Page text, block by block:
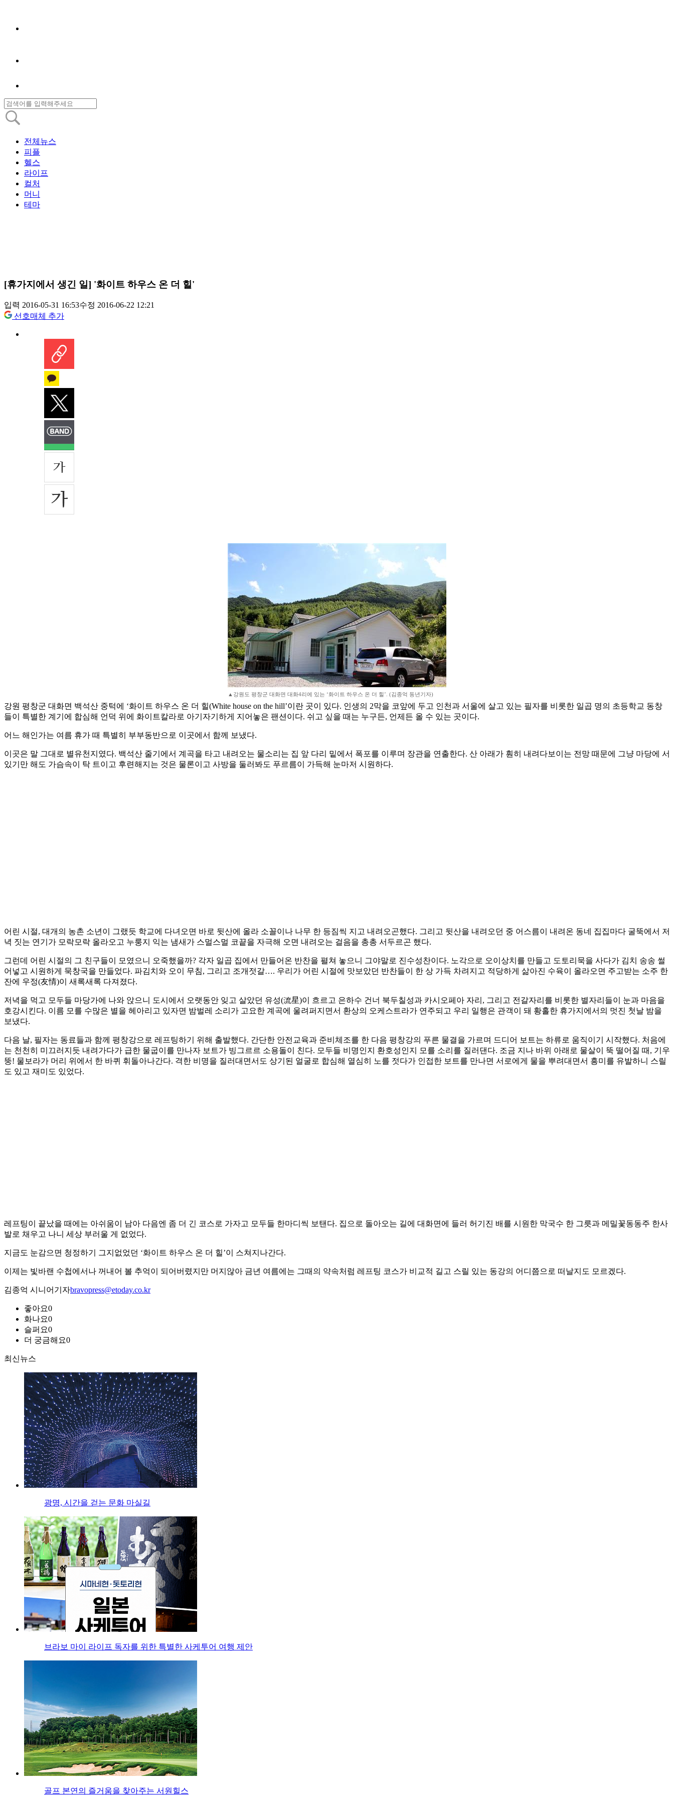
전체뉴스
피플
헬스
라이프
컬처
머니
테마
[휴가지에서 생긴 일] '화이트 하우스 온 더 힐'
입력 2016-05-31 16:53수정 2016-06-22 12:21
선호매체 추가
▲강원도 평창군 대화면 대화4리에 있는 ‘화이트 하우스 온 더 힐’. (김종억 동년기자)
강원 평창군 대화면 백석산 중턱에 ‘화이트 하우스 온 더 힐(White house on the hill’이란 곳이 있다. 인생의 2막을 코앞에 두고 인천과 서울에 살고 있는 필자를 비롯한 일곱 명의 초등학교 동창
들이 특별한 계기에 합심해 언덕 위에 화이트칼라로 아기자기하게 지어놓은 팬션이다. 쉬고 싶을 때는 누구든, 언제든 올 수 있는 곳이다.
어느 해인가는 여름 휴가 때 특별히 부부동반으로 이곳에서 함께 보냈다.
이곳은 말 그대로 별유천지였다. 백석산 줄기에서 계곡을 타고 내려오는 물소리는 집 앞 다리 밑에서 폭포를 이루며 장관을 연출한다. 산 아래가 훤히 내려다보이는 전망 때문에 그냥 마당에 서
있기만 해도 가슴속이 탁 트이고 후련해지는 것은 물론이고 사방을 둘러봐도 푸르름이 가득해 눈마저 시원하다.
어린 시절, 대개의 농촌 소년이 그랬듯 학교에 다녀오면 바로 뒷산에 올라 소꼴이나 나무 한 등짐씩 지고 내려오곤했다. 그리고 뒷산을 내려오던 중 어스름이 내려온 동네 집집마다 굴뚝에서 저
녁 짓는 연기가 모락모락 올라오고 누룽지 익는 냄새가 스멀스멀 코끝을 자극해 오면 내려오는 걸음을 총총 서두르곤 했다.
그런데 어린 시절의 그 친구들이 모였으니 오죽했을까? 각자 일곱 집에서 만들어온 반찬을 펼쳐 놓으니 그야말로 진수성찬이다. 노각으로 오이상치를 만들고 도토리묵을 사다가 김치 송송 썰
어넣고 시원하게 묵창국을 만들었다. 파김치와 오이 무침, 그리고 조개젓갈…. 우리가 어린 시절에 맛보았던 반찬들이 한 상 가득 차려지고 적당하게 삶아진 수육이 올라오면 주고받는 소주 한
잔에 우정(友情)이 새록새록 다져졌다.
저녁을 먹고 모두들 마당가에 나와 앉으니 도시에서 오랫동안 잊고 살았던 유성(流星)이 흐르고 은하수 건너 북두칠성과 카시오페아 자리, 그리고 전갈자리를 비롯한 별자리들이 눈과 마음을
호강시킨다. 이름 모를 수많은 별을 헤아리고 있자면 밤벌레 소리가 고요한 계곡에 울려퍼지면서 환상의 오케스트라가 연주되고 우리 일행은 관객이 돼 황홀한 휴가지에서의 멋진 첫날 밤을
보냈다.
다음 날, 필자는 동료들과 함께 평창강으로 레프팅하기 위해 출발했다. 간단한 안전교육과 준비체조를 한 다음 평창강의 푸른 물결을 가르며 드디어 보트는 하류로 움직이기 시작했다. 처음에
는 천천히 미끄러지듯 내려가다가 급한 물굽이를 만나자 보트가 빙그르르 소용돌이 친다. 모두들 비명인지 환호성인지 모를 소리를 질러댄다. 조금 지나 바위 아래로 물살이 뚝 떨어질 때, 기우
뚱! 물보라가 머리 위에서 한 바퀴 휘돌아나간다. 격한 비명을 질러대면서도 상기된 얼굴로 합심해 열심히 노를 젓다가 인접한 보트를 만나면 서로에게 물을 뿌려대면서 흥미를 유발하니 스릴
도 있고 재미도 있었다.
레프팅이 끝났을 때에는 아쉬움이 남아 다음엔 좀 더 긴 코스로 가자고 모두들 한마디씩 보탠다. 집으로 돌아오는 길에 대화면에 들러 허기진 배를 시원한 막국수 한 그릇과 메밀꽃동동주 한사
발로 채우고 나니 세상 부러울 게 없었다.
지금도 눈감으면 청정하기 그지없었던 ‘화이트 하우스 온 더 힐’이 스쳐지나간다.
이제는 빛바랜 수첩에서나 꺼내어 볼 추억이 되어버렸지만 머지않아 금년 여름에는 그때의 약속처럼 레프팅 코스가 비교적 길고 스릴 있는 동강의 어디쯤으로 떠날지도 모르겠다.
김종억 시니어기자bravopress@etoday.co.kr
좋아요0
화나요0
슬퍼요0
더 궁금해요0
최신뉴스
광명, 시간을 걷는 문화 마실길
브라보 마이 라이프 독자를 위한 특별한 사케투어 여행 제안
골프 본연의 즐거움을 찾아주는 서원힐스